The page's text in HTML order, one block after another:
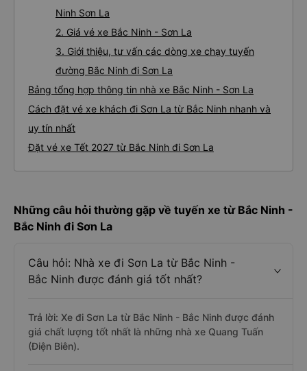
Ninh Sơn La
2. Giá vé xe Bắc Ninh - Sơn La
3. Giới thiệu, tư vấn các dòng xe chạy tuyến
đường Bắc Ninh đi Sơn La
Bảng tổng hợp thông tin nhà xe Bắc Ninh - Sơn La
Cách đặt vé xe khách đi Sơn La từ Bắc Ninh nhanh và
uy tín nhất
Đặt vé xe Tết 2027 từ Bắc Ninh đi Sơn La
Những câu hỏi thường gặp về tuyến xe từ Bắc Ninh -
Bắc Ninh đi Sơn La
Câu hỏi: Nhà xe đi Sơn La từ Bắc Ninh -
Bắc Ninh được đánh giá tốt nhất?
Trả lời: Xe đi Sơn La từ Bắc Ninh - Bắc Ninh được đánh
giá chất lượng tốt nhất là những nhà xe Quang Tuấn
(Điện Biên).